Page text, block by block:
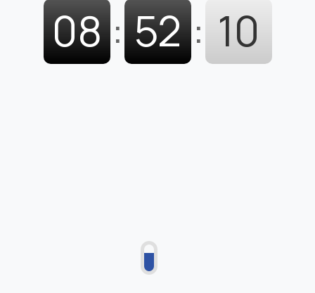
08 : 52 : 11